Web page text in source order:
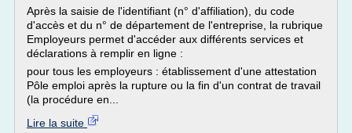
Après la saisie de l'identifiant (n° d'affiliation), du code
d'accès et du n° de département de l'entreprise, la rubrique
Employeurs permet d'accéder aux différents services et
déclarations à remplir en ligne :
pour tous les employeurs : établissement d'une attestation
Pôle emploi après la rupture ou la fin d'un contrat de travail
(la procédure en...
Lire la suite